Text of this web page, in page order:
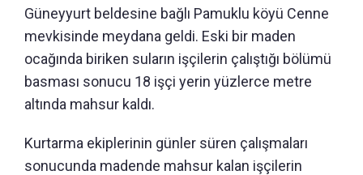
Güneyyurt beldesine bağlı Pamuklu köyü Cenne
mevkisinde meydana geldi. Eski bir maden
ocağında biriken suların işçilerin çalıştığı bölümü
basması sonucu 18 işçi yerin yüzlerce metre
altında mahsur kaldı.
Kurtarma ekiplerinin günler süren çalışmaları
sonucunda madende mahsur kalan işçilerin